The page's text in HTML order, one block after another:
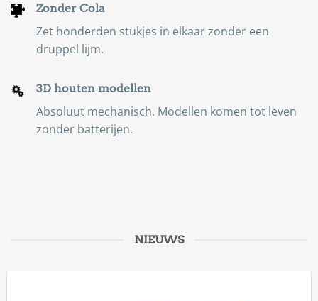
Zonder Cola
Zet honderden stukjes in elkaar zonder een
druppel lijm.
3D houten modellen
Absoluut mechanisch. Modellen komen tot leven
zonder batterijen.
NIEUWS